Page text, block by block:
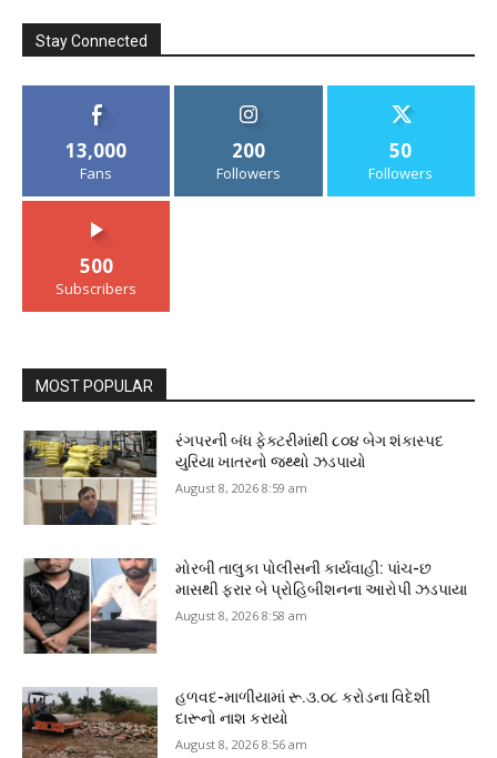
Stay Connected
13,000
Fans
200
Followers
50
Followers
500
Subscribers
MOST POPULAR
રંગપરની બંધ ફેક્ટરીમાંથી ૮૦૪ બેગ શંકાસ્પદ
યુરિયા ખાતરનો જથ્થો ઝડપાયો
August 8, 2026 8:59 am
મોરબી તાલુકા પોલીસની કાર્યવાહી: પાંચ-છ
માસથી ફરાર બે પ્રોહિબીશનના આરોપી ઝડપાયા
August 8, 2026 8:58 am
હળવદ-માળીયામાં રૂ.૩.૦૮ કરોડના વિદેશી
દારૂનો નાશ કરાયો
August 8, 2026 8:56 am